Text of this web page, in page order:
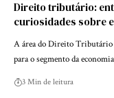
Direito tributário:
curiosidades sobre
A área do Direito Tributário
para o segmento da
3 Min de leitura